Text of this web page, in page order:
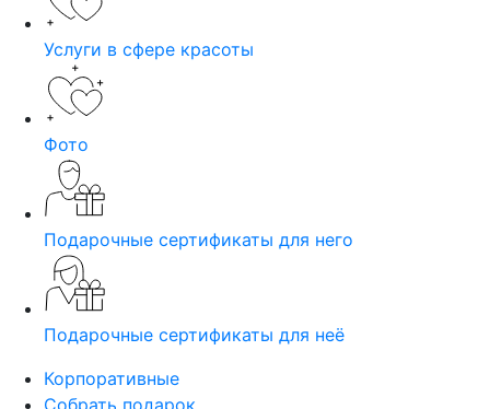
Услуги в сфере красоты
Фото
Подарочные сертификаты для него
Подарочные сертификаты для неё
Корпоративные
Собрать подарок